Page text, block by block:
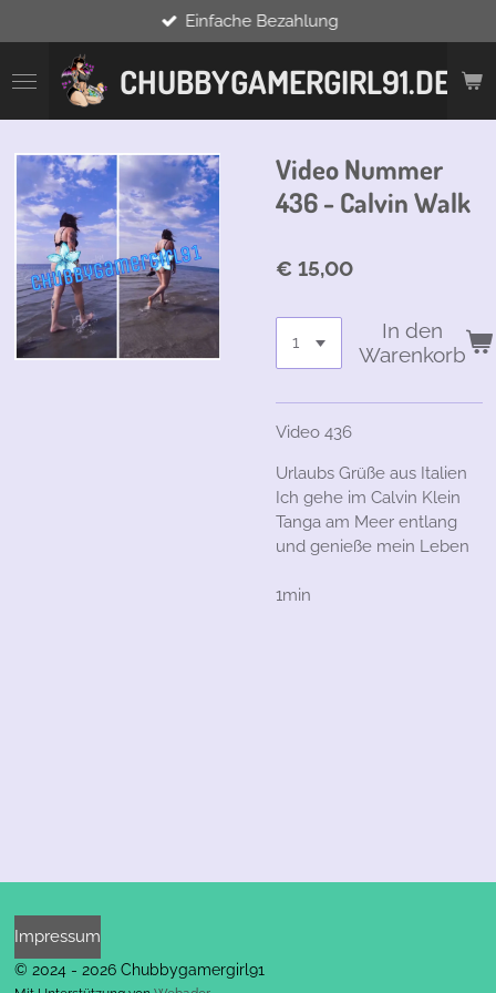
Hauptinhalt
springen
CHUBBYGAMERGIRL91.DE
Einfache Bezahlung
Video Nummer
436 - Calvin Walk
€ 15,00
In den
Warenkorb
Video 436
Urlaubs Grüße aus Italien
Ich gehe im Calvin Klein
Tanga am Meer entlang
und genieße mein Leben
1min
Impressum
© 2024 - 2026 Chubbygamergirl91